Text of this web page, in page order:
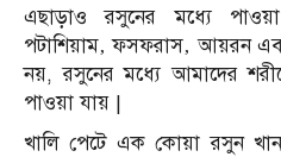
এছাড়াও রসুনের মধ্যে
পটাশিয়াম‚ ফসফরাস‚ আয়রন
নয়, রসুনের মধ্যে আমাদের
পাওয়া যায় |
খালি পেটে এক কোয়া রসুন